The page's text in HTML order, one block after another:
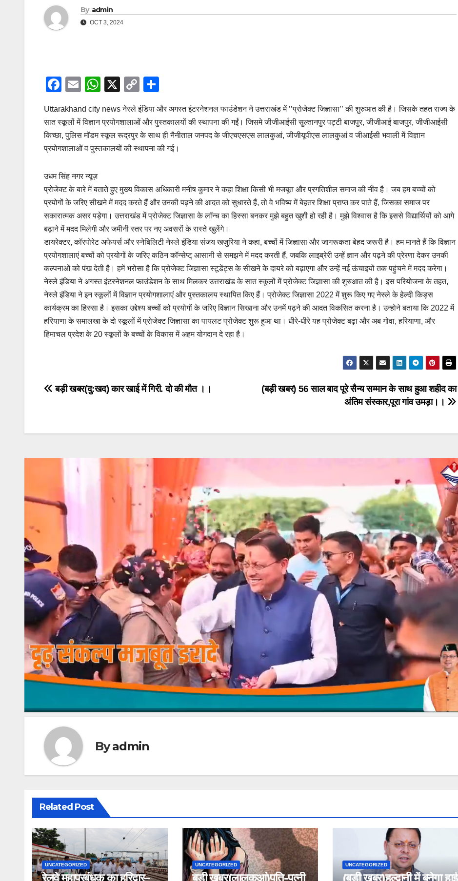
By admin
OCT 3, 2024
F
c
e
b
o
k
E
ail
W
at
s
A
X
C
p
y
Li
h
ar
e
Uttarakhand city news नेस्ले इंडिया और अगस्त इंटरनेशनल फाउंडेशन ने उत्तराखंड में ’’प्रोजेक्ट जिज्ञासा’’ की शुरुआत की है। जिसके तहत राज्य के
सात स्कूलों में विज्ञान प्रयोगशालाओं और पुस्तकालयों की स्थापना की गईं। जिसमे जीजीआईसी सुल्तानपुर पट्टी बाजपुर, जीजीआई बाजपुर, जीजीआईसी
किच्छा, पुलिस मॉडम स्कूल रूद्रपुर के साथ ही नैनीताल जनपद के जीएचएसएस लालकुआं, जीजीयूपीएस लालकुआं व जीआईसी भवाली में विज्ञान
प्रयोगशालाओं व पुस्तकालयों की स्थापना की गई।
उधम सिंह नगर न्यूज़
प्रोजेक्ट के बारे में बताते हुए मुख्य विकास अधिकारी मनीष कुमार ने कहा शिक्षा किसी भी मजबूत और प्रगतिशील समाज की नींव है। जब हम बच्चों को
प्रयोगों के जरिए सीखने में मदद करते हैं और उनकी पढ़ने की आदत को सुधारते हैं, तो वे भविष्य में बेहतर शिक्षा प्राप्त कर पाते हैं, जिसका समाज पर
सकारात्मक असर पड़ेगा। उत्तराखंड में प्रोजेक्ट जिज्ञासा के लॉन्च का हिस्सा बनकर मुझे बहुत खुशी हो रही है। मुझे विश्वास है कि इससे विद्यार्थियों को आगे
बढ़ाने में मदद मिलेगी और जमीनी स्तर पर नए अवसरों के रास्ते खुलेंगे।
डायरेक्टर, कॉरपोरेट अफेयर्स और स्नेबिलिटी नेस्ले इंडिया संजय खजुरिया ने कहा, बच्चों में जिज्ञासा और जागरूकता बेहद जरूरी है। हम मानते हैं कि विज्ञान
प्रयोगशालाएं बच्चों को प्रयोगों के जरिए कठिन कॉन्सेप्ट् आसानी से समझने में मदद करती हैं, जबकि लाइब्रेरी उन्हें ज्ञान और पढ़ने की प्रेरणा देकर उनकी
कल्पनाओं को पंख देती है। हमें भरोसा है कि प्रोजेक्ट जिज्ञासा स्टूडेंट्स के सीखने के दायरे को बढ़ाएगा और उन्हें नई ऊंचाइयों तक पहुंचने में मदद करेगा।
नेस्ले इंडिया ने अगस्त इंटरनेशनल फाउंडेशन के साथ मिलकर उत्तराखंड के सात स्कूलों में प्रोजेक्ट जिज्ञासा की शुरुआत की है। इस परियोजना के तहत,
नेस्ले इंडिया ने इन स्कूलों में विज्ञान प्रयोगशालाएं और पुस्तकालय स्थापित किए हैं। प्रोजेक्ट जिज्ञासा 2022 में शुरू किए गए नेस्ले के हेल्दी किड्स
कार्यक्रम का हिस्सा है। इसका उद्देश्य बच्चों को प्रयोगों के जरिए विज्ञान सिखाना और उनमें पढ़ने की आदत विकसित करना है। उन्होने बताया कि 2022 में
हरियाणा के समालखा के दो स्कूलों में प्रोजेक्ट जिज्ञासा का पायलट प्रोजेक्ट शुरू हुआ था। धीरे-धीरे यह प्रोजेक्ट बढ़ा और अब गोवा, हरियाणा, और
हिमाचल प्रदेश के 20 स्कूलों के बच्चों के विकास में अहम योगदान दे रहा है।
Post
(बड़ी खबर) 56 साल बाद पूरे सैन्य सम्मान के साथ हुआ शहीद का
अंतिम संस्कार,पूरा गांव उमड़ा।।
बड़ी खबर(दु:खद) कार खाई में गिरी. दो की मौत ।।
Byadmin
Related Post
UNCATEGORIZED
रेलवे महाप्रबंधक का हरिद्वार–
UNCATEGORIZED
बड़ी खबर(लालकुआं)पति-पत्नी
UNCATEGORIZED
(बड़ी खबर)हल्द्वानी में बनेगा हाई